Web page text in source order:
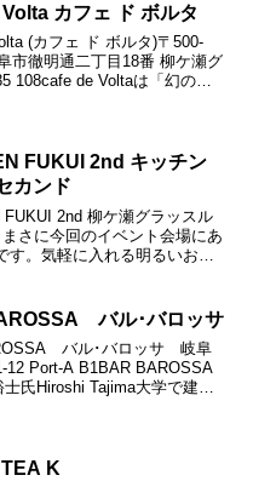
cafe de Volta カフェ ド ボルタ
(カフェ ド ボルタ)〒500-
市徹明通二丁目18番 柳ケ瀬グ
108cafe de Voltaは「幻のコ
FUKUI 2nd キッチン
カンド
FUKUI 2nd 柳ケ瀬グラッスル
さに今回のイベント会場にあ
す。気軽に入れる明るいお店
料理長をされていた福井シェ
バル･バロッサ
バル･バロッサ 岐阜
12 Port-A B1BAR BAROSSA
氏Hiroshi Tajima大学で建築
K